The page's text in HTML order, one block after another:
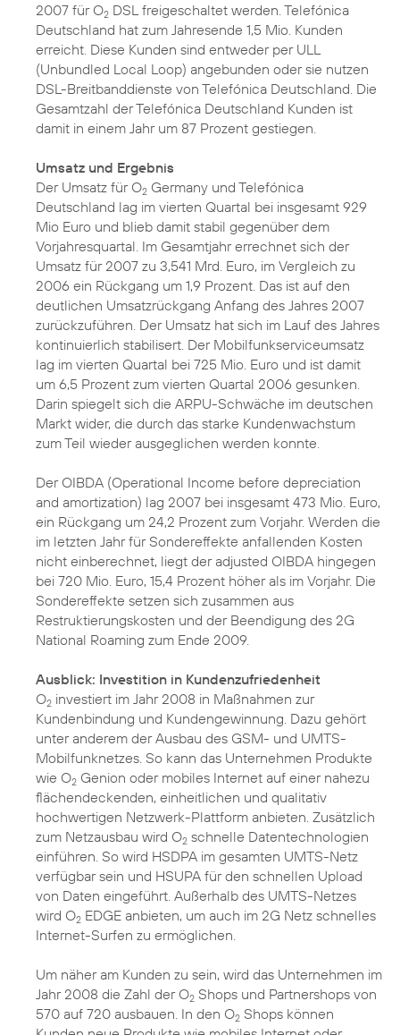
2007 für O2 DSL freigeschaltet werden. Telefónica
Deutschland hat zum Jahresende 1,5 Mio. Kunden
erreicht. Diese Kunden sind entweder per ULL
(Unbundled Local Loop) angebunden oder sie nutzen
DSL-Breitbanddienste von Telefónica Deutschland. Die
Gesamtzahl der Telefónica Deutschland Kunden ist
damit in einem Jahr um 87 Prozent gestiegen.
Umsatz und Ergebnis
Der Umsatz für O2 Germany und Telefónica
Deutschland lag im vierten Quartal bei insgesamt 929
Mio Euro und blieb damit stabil gegenüber dem
Vorjahresquartal. Im Gesamtjahr errechnet sich der
Umsatz für 2007 zu 3,541 Mrd. Euro, im Vergleich zu
2006 ein Rückgang um 1,9 Prozent. Das ist auf den
deutlichen Umsatzrückgang Anfang des Jahres 2007
zurückzuführen. Der Umsatz hat sich im Lauf des Jahres
kontinuierlich stabilisert. Der Mobilfunkserviceumsatz
lag im vierten Quartal bei 725 Mio. Euro und ist damit
um 6,5 Prozent zum vierten Quartal 2006 gesunken.
Darin spiegelt sich die ARPU-Schwäche im deutschen
Markt wider, die durch das starke Kundenwachstum
zum Teil wieder ausgeglichen werden konnte.
Der OIBDA (Operational Income before depreciation
and amortization) lag 2007 bei insgesamt 473 Mio. Euro,
ein Rückgang um 24,2 Prozent zum Vorjahr. Werden die
im letzten Jahr für Sondereffekte anfallenden Kosten
nicht einberechnet, liegt der adjusted OIBDA hingegen
bei 720 Mio. Euro, 15,4 Prozent höher als im Vorjahr. Die
Sondereffekte setzen sich zusammen aus
Restruktierungskosten und der Beendigung des 2G
National Roaming zum Ende 2009.
Ausblick: Investition in Kundenzufriedenheit
O2 investiert im Jahr 2008 in Maßnahmen zur
Kundenbindung und Kundengewinnung. Dazu gehört
unter anderem der Ausbau des GSM- und UMTS-
Mobilfunknetzes. So kann das Unternehmen Produkte
wie O2 Genion oder mobiles Internet auf einer nahezu
flächendeckenden, einheitlichen und qualitativ
hochwertigen Netzwerk-Plattform anbieten. Zusätzlich
zum Netzausbau wird O2 schnelle Datentechnologien
einführen. So wird HSDPA im gesamten UMTS-Netz
verfügbar sein und HSUPA für den schnellen Upload
von Daten eingeführt. Außerhalb des UMTS-Netzes
wird O2 EDGE anbieten, um auch im 2G Netz schnelles
Internet-Surfen zu ermöglichen.
Um näher am Kunden zu sein, wird das Unternehmen im
Jahr 2008 die Zahl der O2 Shops und Partnershops von
570 auf 720 ausbauen. In den O2 Shops können